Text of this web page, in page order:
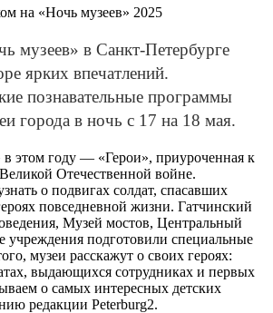
на «Ночь музеев» 2025
музеев» в Санкт-Петербурге
ярких впечатлений.
познавательные программы
города в ночь с 17 на 18 мая.
этом году — «Герои», приуроченная к
Отечественной войне.
о подвигах солдат, спасавших
повседневной жизни. Гатчинский
Музей мостов, Центральный
учреждения подготовили специальные
музеи расскажут о своих героях:
выдающихся сотрудниках и первых
о самых интересных детских
редакции Peterburg2.